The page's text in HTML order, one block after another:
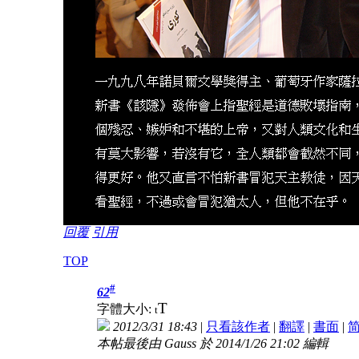
回覆 引用
TOP
62#
字體大小: tT
2012/3/31 18:43 | 只看該作者 | 翻譯 | 書面 |
本帖最後由 Gauss 於 2014/1/26 21:02 編輯